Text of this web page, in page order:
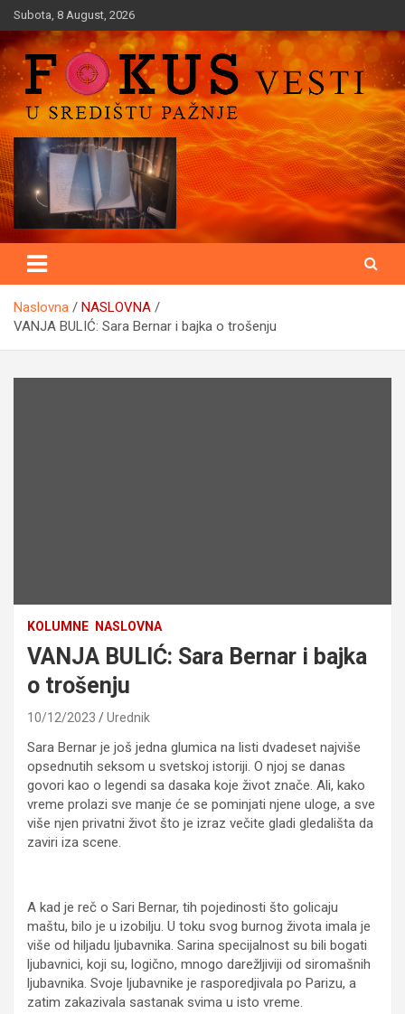
Skip
to
content
Subota, 8 August, 2026
Fokusvesti
U središtu pažnje
Naslovna
NASLOVNA
VANJA BULIĆ: Sara Bernar i bajka o trošenju
KOLUMNE NASLOVNA
VANJA BULIĆ: Sara Bernar i bajka
o trošenju
10/12/2023 Urednik
Sara Bernar je još jedna glumica na listi dvadeset najviše
opsednutih seksom u svetskoj istoriji. O njoj se danas
govori kao o legendi sa dasaka koje život znače. Ali, kako
vreme prolazi sve manje će se pominjati njene uloge, a sve
više njen privatni život što je izraz večite gladi gledališta da
zaviri iza scene.
A kad je reč o Sari Bernar, tih pojedinosti što golicaju
maštu, bilo je u izobilju. U toku svog burnog života imala je
više od hiljadu ljubavnika. Sarina specijalnost su bili bogati
ljubavnici, koji su, logično, mnogo darežljiviji od siromašnih
ljubavnika. Svoje ljubavnike je rasporedjivala po Parizu, a
zatim zakazivala sastanak svima u isto vreme.